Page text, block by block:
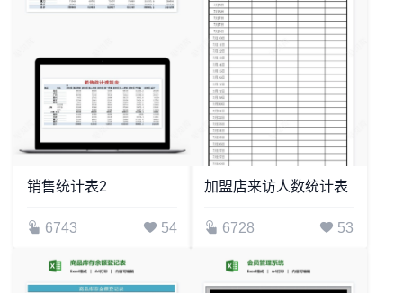
销售统计表2
6743 54
加盟店来访人数统计表
6728 53